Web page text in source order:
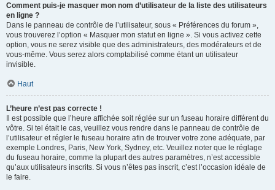
Comment puis-je masquer mon nom d’utilisateur de la liste des utilisateurs
en ligne ?
Dans le panneau de contrôle de l’utilisateur, sous « Préférences du forum »,
vous trouverez l’option « Masquer mon statut en ligne ». Si vous activez cette
option, vous ne serez visible que des administrateurs, des modérateurs et de
vous-même. Vous serez alors comptabilisé comme étant un utilisateur
invisible.
Haut
L’heure n’est pas correcte !
Il est possible que l’heure affichée soit réglée sur un fuseau horaire différent du
vôtre. Si tel était le cas, veuillez vous rendre dans le panneau de contrôle de
l’utilisateur et régler le fuseau horaire afin de trouver votre zone adéquate, par
exemple Londres, Paris, New York, Sydney, etc. Veuillez noter que le réglage
du fuseau horaire, comme la plupart des autres paramètres, n’est accessible
qu’aux utilisateurs inscrits. Si vous n’êtes pas inscrit, c’est l’occasion idéale de
le faire.